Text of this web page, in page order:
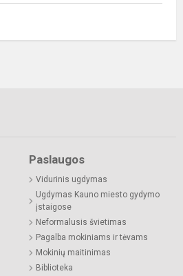
Paslaugos
Vidurinis ugdymas
Ugdymas Kauno miesto gydymo
įstaigose
Neformalusis švietimas
Pagalba mokiniams ir tėvams
Mokinių maitinimas
Biblioteka